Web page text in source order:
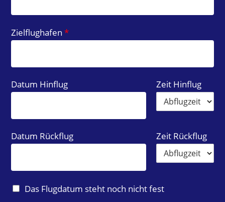
Zielflughafen*
Datum Hinflug Zeit Hinflug
Datum Rückflug Zeit Rückflug
F
Das Flugdatum steht noch nicht fest